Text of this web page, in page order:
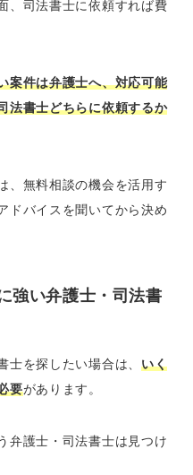
、司法書士に依頼すれば費
案件は弁護士へ、対応可能
法書士どちらに依頼するか
、無料相談の機会を活用す
ドバイスを聞いてから決め
強い弁護士・司法書
士を探したい場合は、 いく
要があります。
弁護士・司法書士は見つけ